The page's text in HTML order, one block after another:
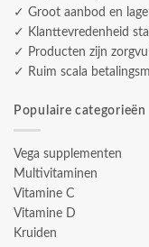
✓ Groot aanbod en
✓ Klanttevredenheid
✓ Producten zijn
✓ Ruim scala
Populaire categorieën
Vega supplementen
Multivitaminen
Vitamine C
Vitamine D
Kruiden